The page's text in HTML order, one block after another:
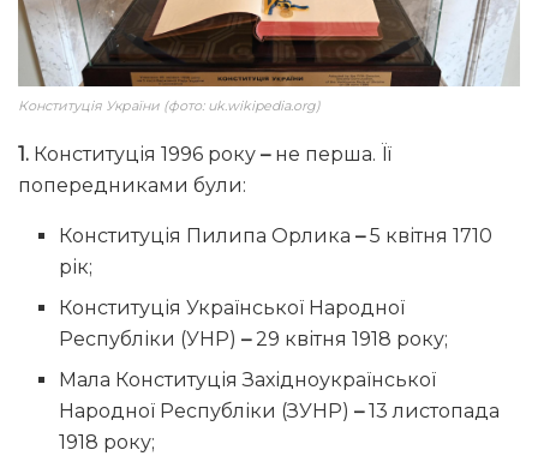
Конституція України (фото: uk.wikipedia.org)
1. Конституція 1996 року –не перша. Її
попередниками були:
Конституція Пилипа Орлика–5 квітня 1710
рік;
Конституція Української Народної
Республіки (УНР)–29 квітня 1918 року;
Мала Конституція Західноукраїнської
Народної Республіки (ЗУНР)–13 листопада
1918 року;